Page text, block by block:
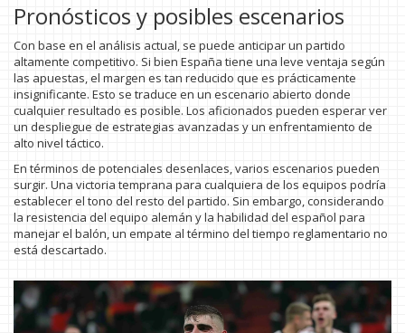
Pronósticos y posibles escenarios
Con base en el análisis actual, se puede anticipar un partido
altamente competitivo. Si bien España tiene una leve ventaja según
las apuestas, el margen es tan reducido que es prácticamente
insignificante. Esto se traduce en un escenario abierto donde
cualquier resultado es posible. Los aficionados pueden esperar ver
un despliegue de estrategias avanzadas y un enfrentamiento de
alto nivel táctico.
En términos de potenciales desenlaces, varios escenarios pueden
surgir. Una victoria temprana para cualquiera de los equipos podría
establecer el tono del resto del partido. Sin embargo, considerando
la resistencia del equipo alemán y la habilidad del español para
manejar el balón, un empate al término del tiempo reglamentario no
está descartado.